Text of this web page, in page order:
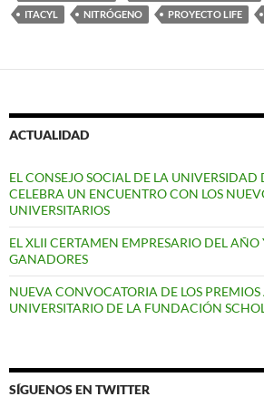
ITACYL
NITRÓGENO PROYECTO LIFE
ACTUALIDAD
EL CONSEJO SOCIAL DE LA
CELEBRA UN ENCUENTRO CON LOS
UNIVERSITARIOS
EL XLII CERTAMEN EMPRESARIO DEL AÑO
GANADORES
NUEVA CONVOCATORIA DE LOS
UNIVERSITARIO DE LA FUNDACIÓN
SÍGUENOS EN TWITTER